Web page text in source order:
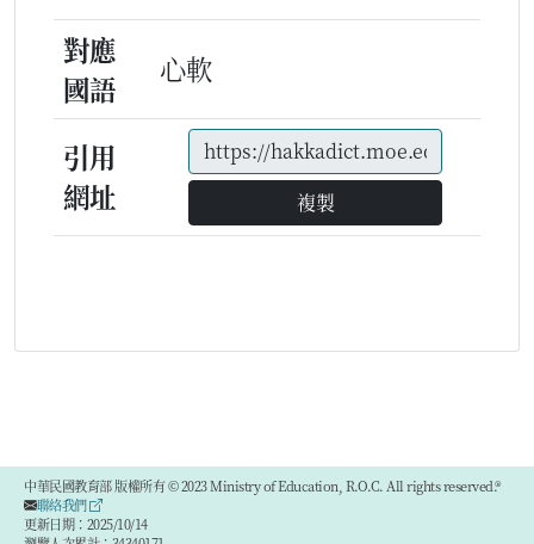
對應
國語
心軟
引用
網址
複製
中華民國教育部 版權所有 © 2023 Ministry of Education, R.O.C. All rights reserved.®
聯絡我們
更新日期：2025/10/14